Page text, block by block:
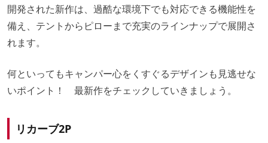
開発された新作は、過酷な環境下でも対応できる機能性を
備え、テントからピローまで充実のラインナップで展開さ
れます。
何といってもキャンパー心をくすぐるデザインも見逃せな
いポイント！ 最新作をチェックしていきましょう。
リカーブ2P